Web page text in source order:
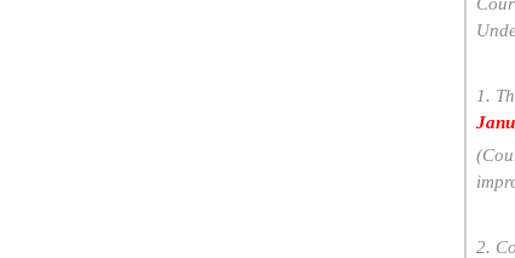
1.
2.